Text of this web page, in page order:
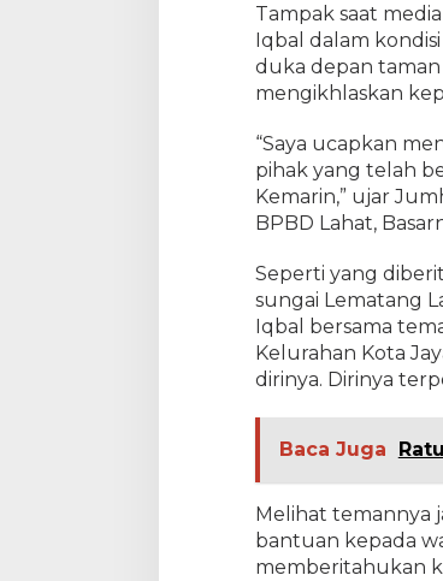
S
u
g
a
L
e
m
a
t
n
g
e
s
a
r
a
h
a
n
Tampak saat
Iqbal dalam
duka depan
mengikhlaskan
“Saya ucapkan
pihak yang telah
Kemarin,” ujar
BPBD Lahat,
Seperti yang
sungai Lematang
Iqbal bersama
Kelurahan Kota
dirinya. Dirinya
Baca Juga
Melihat temannya
bantuan kepada
memberitahukan